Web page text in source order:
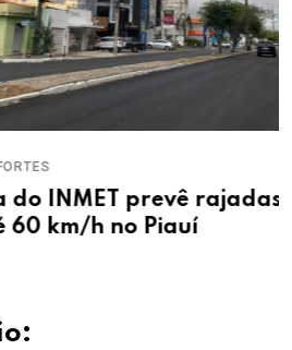
prevê rajadas de vento
Piauí